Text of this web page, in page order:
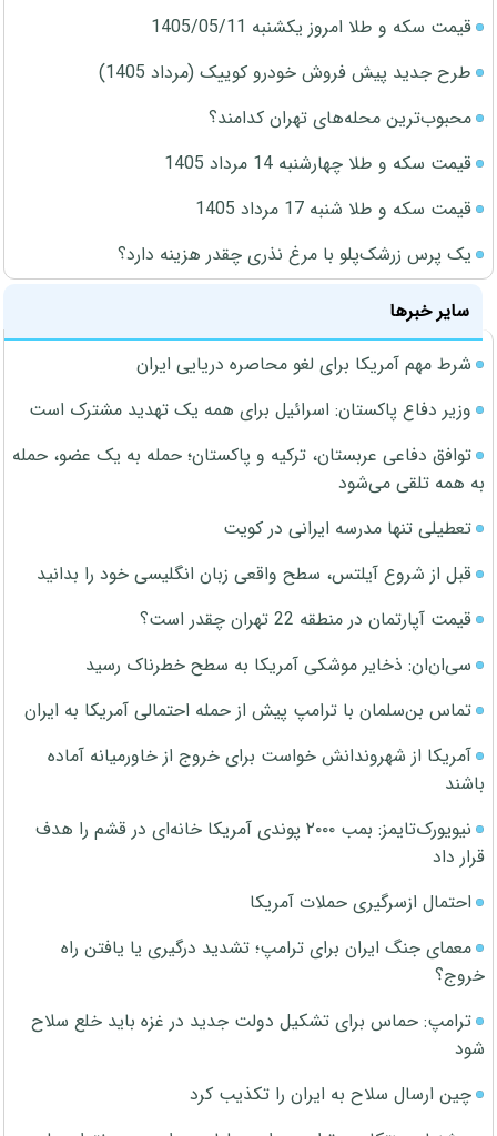
قیمت سکه و طلا امروز یکشنبه 1405/05/11
طرح جدید پیش فروش خودرو کوییک (مرداد 1405)
محبوب‌ترین محله‌های تهران کدامند؟
قیمت سکه و طلا چهارشنبه 14 مرداد 1405
قیمت سکه و طلا شنبه 17 مرداد 1405
یک پرس زرشک‌پلو با مرغ نذری چقدر هزینه دارد؟
سایر خبرها
شرط مهم آمریکا برای لغو محاصره دریایی ایران
وزیر دفاع پاکستان: اسرائیل برای همه یک تهدید مشترک است
توافق دفاعی عربستان، ترکیه و پاکستان؛ حمله به یک عضو، حمله
به همه تلقی می‌شود
تعطیلی تنها مدرسه ایرانی در کویت
قبل از شروع آیلتس، سطح واقعی زبان انگلیسی خود را بدانید
قیمت آپارتمان در منطقه 22 تهران چقدر است؟
سی‌ان‌ان: ذخایر موشکی آمریکا به سطح خطرناک رسید
تماس بن‌سلمان با ترامپ پیش از حمله احتمالی آمریکا به ایران
آمریکا از شهروندانش خواست برای خروج از خاورمیانه آماده
باشند
نیویورک‌تایمز: بمب ۲۰۰۰ پوندی آمریکا خانه‌ای در قشم را هدف
قرار داد
احتمال ازسرگیری حملات آمریکا
معمای جنگ ایران برای ترامپ؛ تشدید درگیری یا یافتن راه
خروج؟
ترامپ: حماس برای تشکیل دولت جدید در غزه باید خلع سلاح
شود
چین ارسال سلاح به ایران را تکذیب کرد